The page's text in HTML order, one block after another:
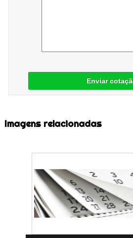
Enviar
Imagens relacionadas